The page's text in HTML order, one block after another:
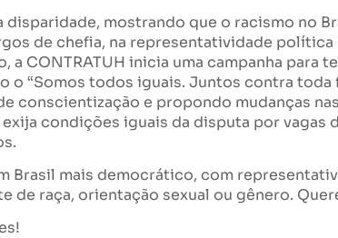
disparidade, mostrando que o racismo no
de chefia, na representatividade
a CONTRATUH inicia uma campanha para
o “Somos todos iguais. Juntos contra
conscientização e propondo mudanças
condições iguais da disputa por vagas
Brasil mais democrático, com
de raça, orientação sexual ou gênero.